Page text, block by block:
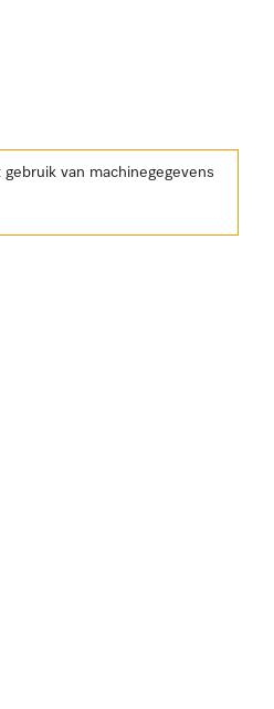
van machinegegevens